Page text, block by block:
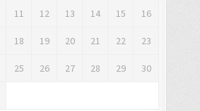
11 12 13 14 15 16
18 19 20 21 22 23
25 26 27 28 29 30